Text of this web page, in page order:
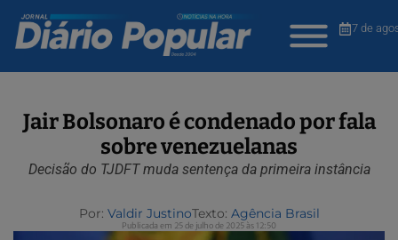
7 de
Jair Bolsonaro é condenado por fala
sobre venezuelanas
Decisão do TJDFT muda sentença da primeira instância
Por: Valdir JustinoTexto: Agência Brasil
Publicada em 25 de julho de 2025 às 12:50